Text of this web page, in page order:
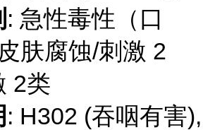
: 急性毒性（口
肤腐蚀/刺激 2
2类
: H302 (吞咽有害),